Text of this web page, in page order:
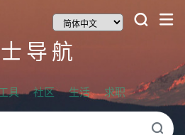
导航
具 社区 生活 求职